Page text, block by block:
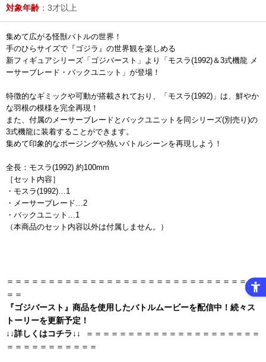
対象年齢 ：3才以上
集めて広がる怪獣バトルの世界！
手のひらサイズで『ゴジラ』の世界観を楽しめる
新フィギュアシリーズ「ゴジバースト」より「モスラ(1992)＆3式機龍 メ
ーサーブレード・バックユニット」が登場！
特徴的なギミックや可動が搭載されており、「モスラ(1992)」は、鮮やか
な羽根の模様を完全再現！
また、付属のメーサーブレードとバックユニットを同シリーズ(別売り)の
3式機龍に装着することができます。
集めて印象的なポージングや熱いバトルシーンを再現しよう！
全長：モスラ(1992) 約100mm
［セット内容］
・モスラ(1992)…1
・メーサーブレード…2
・バックユニット…1
（本商品のセット内容以外は付属しません。）
＝＝＝＝＝＝＝＝＝＝＝＝＝＝＝＝＝＝＝＝＝＝＝＝＝＝＝＝＝＝
＝＝
『ゴジバースト』商品を使用したバトルムービーを配信中！続々ス
トーリーを更新予定！
↓↓詳しくはコチラ↓↓
＝＝＝＝＝＝＝＝＝＝＝＝＝＝＝＝＝＝＝＝＝
＝＝＝＝＝＝＝＝＝＝＝